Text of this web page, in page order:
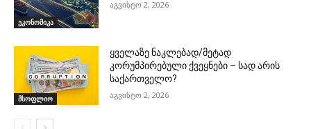
ეკონომიკა
აგვისტო 2, 2026
მსოფლიო
ყველაზე ნაკლებად/მეტად
კორუმპირებული ქვეყნები – სად არის
საქართველო?
აგვისტო 2, 2026